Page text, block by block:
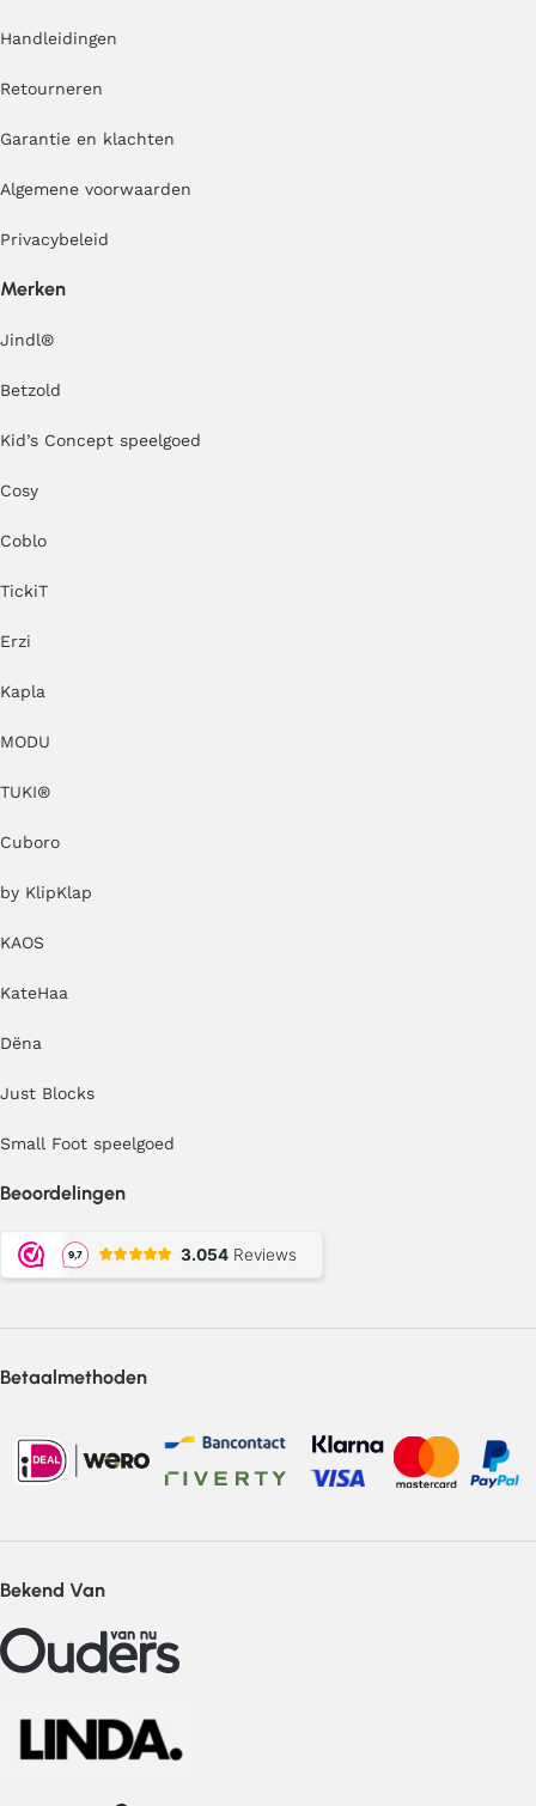
Handleidingen
Retourneren
Garantie en klachten
Algemene voorwaarden
Privacybeleid
Merken
Jindl®
Betzold
Kid’s Concept speelgoed
Cosy
Coblo
TickiT
Erzi
Kapla
MODU
TUKI®
Cuboro
by KlipKlap
KAOS
KateHaa
Dëna
Just Blocks
Small Foot speelgoed
Beoordelingen
Betaalmethoden
Bekend Van